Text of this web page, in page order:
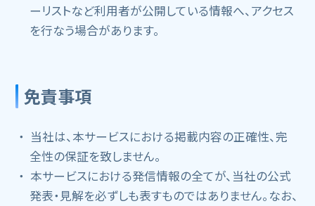
ーリストなど利用者が公開している情報へ、アクセス
を行なう場合があります。
免責事項
当社は、本サービスにおける掲載内容の正確性、完
全性の保証を致しません。
本サービスにおける発信情報の全てが、当社の公式
発表・見解を必ずしも表すものではありません。なお、